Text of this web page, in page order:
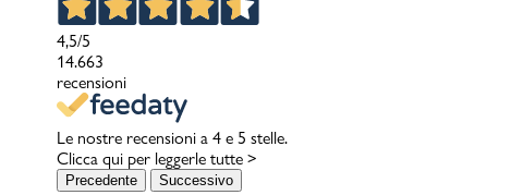
4,5/5
14.663
recensioni
Le nostre recensioni a 4 e 5 stelle.
Clicca qui per leggerle tutte >
Precedente Successivo